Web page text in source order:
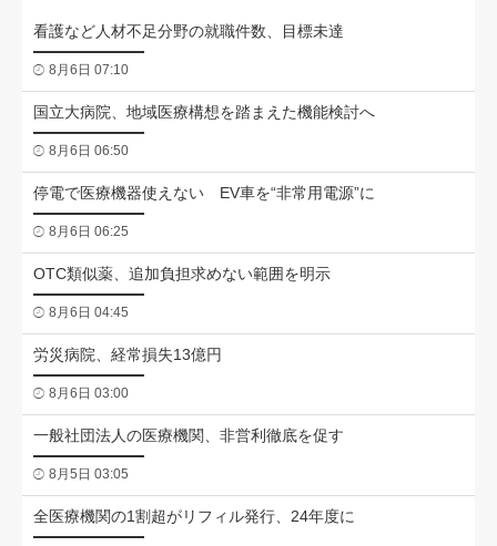
看護など人材不足分野の就職件数、目標未達
8月6日 07:10
国立大病院、地域医療構想を踏まえた機能検討へ
8月6日 06:50
停電で医療機器使えない EV車を“非常用電源”に
8月6日 06:25
OTC類似薬、追加負担求めない範囲を明示
8月6日 04:45
労災病院、経常損失13億円
8月6日 03:00
一般社団法人の医療機関、非営利徹底を促す
8月5日 03:05
全医療機関の1割超がリフィル発行、24年度に